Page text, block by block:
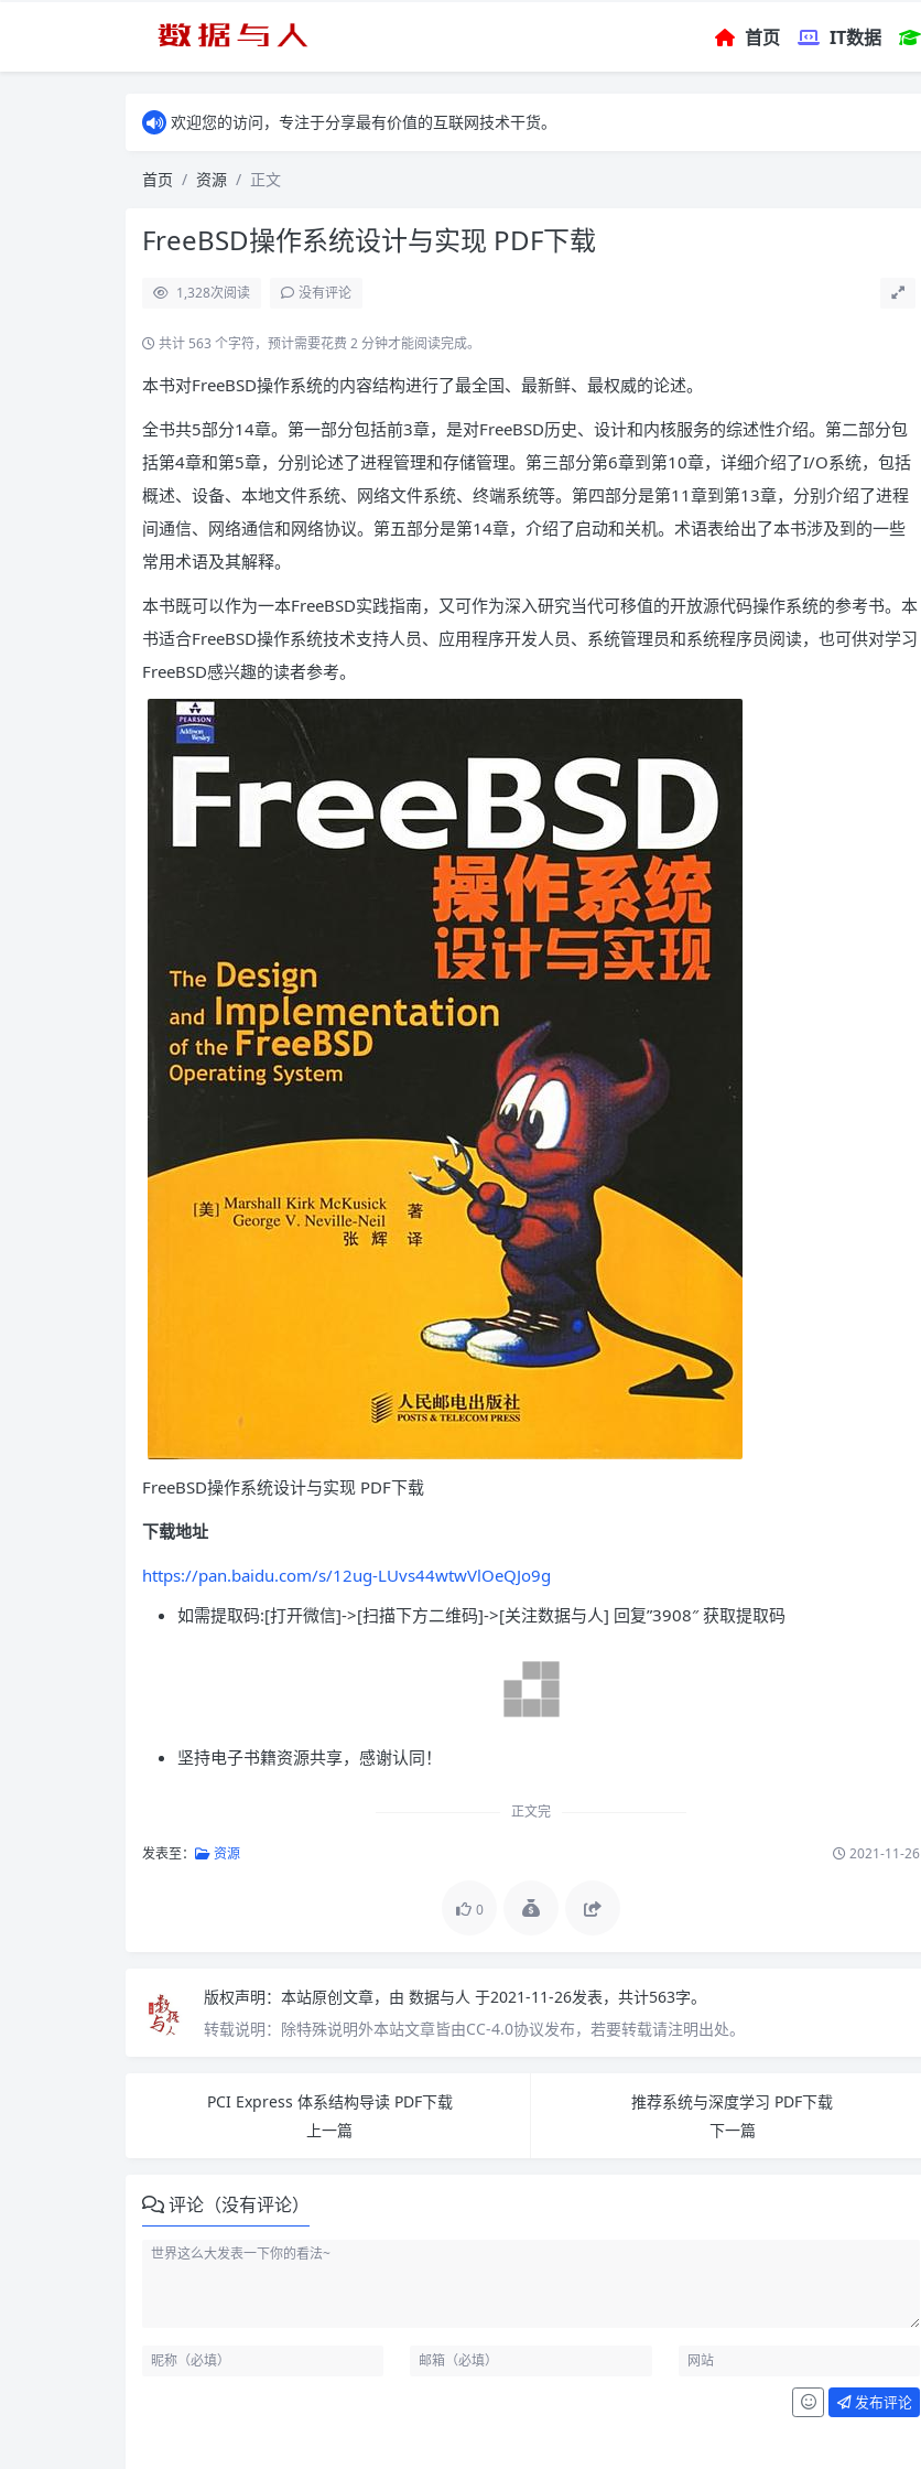
首页 IT数据
欢迎您的访问，专注于分享最有价值的互联网技术干货。
首页 资源 正文
FreeBSD操作系统设计与实现 PDF下载
1,328次阅读 没有评论
共计 563 个字符，预计需要花费 2 分钟才能阅读完成。
本书对FreeBSD操作系统的内容结构进行了最全国、最新鲜、最权威的论述。
全书共5部分14章。第一部分包括前3章，是对FreeBSD历史、设计和内核服务的综述性介绍。第二部分包
括第4章和第5章，分别论述了进程管理和存储管理。第三部分第6章到第10章，详细介绍了I/O系统，包括
概述、设备、本地文件系统、网络文件系统、终端系统等。第四部分是第11章到第13章，分别介绍了进程
间通信、网络通信和网络协议。第五部分是第14章，介绍了启动和关机。术语表给出了本书涉及到的一些
常用术语及其解释。
本书既可以作为一本FreeBSD实践指南，又可作为深入研究当代可移值的开放源代码操作系统的参考书。本
书适合FreeBSD操作系统技术支持人员、应用程序开发人员、系统管理员和系统程序员阅读，也可供对学习
FreeBSD感兴趣的读者参考。
FreeBSD操作系统设计与实现 PDF下载
下载地址
https://pan.baidu.com/s/12ug-LUvs44wtwVlOeQJo9g
如需提取码:[打开微信]->[扫描下方二维码]->[关注数据与人] 回复”3908″ 获取提取码
坚持电子书籍资源共享，感谢认同！
正文完
发表至： 资源 2021-11-26
0
版权声明： 本站原创文章，由 数据与人 于2021-11-26发表，共计563字。
转载说明： 除特殊说明外本站文章皆由CC-4.0协议发布，若要转载请注明出处。
PCI Express 体系结构导读 PDF下载
上一篇
推荐系统与深度学习 PDF下载
下一篇
评论（没有评论）
发布评论